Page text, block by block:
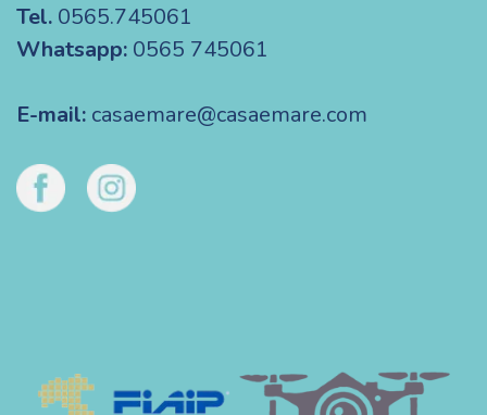
Tel. 0565.745061
Whatsapp: 0565 745061
E-mail: casaemare@casaemare.com